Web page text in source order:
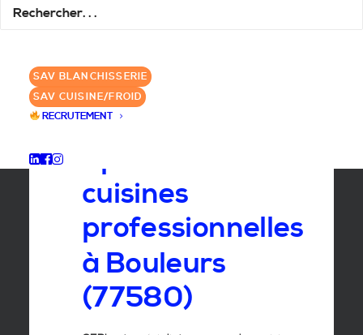
SAV BLANCHISSERIE
SAV CUISINE/FROID
RECRUTEMENT
✆ 09 78 083 083
GROUPE SEBI
Spécialiste
cuisines
professionnelles
à Bouleurs
(77580)